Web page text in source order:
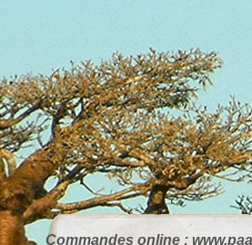
Commandes online :